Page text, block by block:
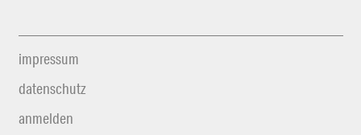
impressum
datenschutz
anmelden